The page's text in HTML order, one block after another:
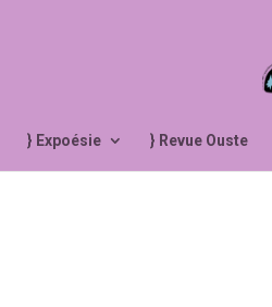
} Expoésie } Revue Ouste